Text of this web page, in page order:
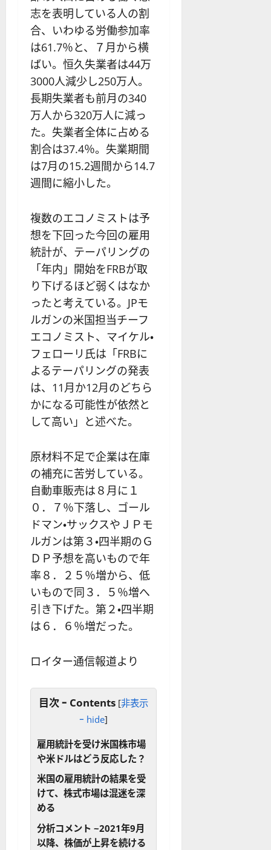
志を表明している人の割
合、いわゆる労働参加率
は61.7％と、７月から横
ばい。恒久失業者は44万
3000人減少し250万人。
長期失業者も前月の340
万人から320万人に減っ
た。失業者全体に占める
割合は37.4％。失業期間
は7月の15.2週間から14.7
週間に縮小した。
複数のエコノミストは予
想を下回った今回の雇用
統計が、テーパリングの
「年内」開始をFRBが取
り下げるほど弱くはなか
ったと考えている。JPモ
ルガンの米国担当チーフ
エコノミスト、マイケル・
フェローリ氏は「FRBに
よるテーパリングの発表
は、11月か12月のどちら
かになる可能性が依然と
して高い」と述べた。
原材料不足で企業は在庫
の補充に苦労している。
自動車販売は８月に１
０．７％下落し、ゴール
ドマン・サックスやＪＰモ
ルガンは第３・四半期のＧ
ＤＰ予想を高いもので年
率８．２５％増から、低
いもので同３．５％増へ
引き下げた。第２・四半期
は６．６％増だった。
ロイター通信報道より
目次 ｰ Contents [非表示
ｰ hide]
雇用統計を受け米国株市場
や米ドルはどう反応した？
米国の雇用統計の結果を受
けて、株式市場は混迷を深
める
分析コメント ~2021年9月
以降、株価が上昇を続ける